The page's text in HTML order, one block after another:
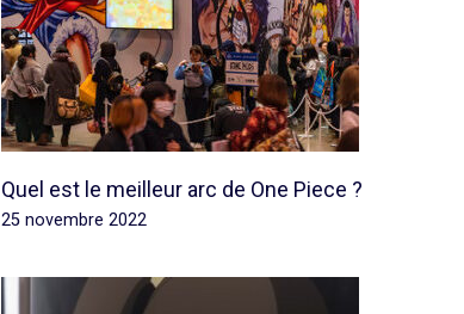
Quel est le meilleur arc de One Piece ?
25 novembre 2022